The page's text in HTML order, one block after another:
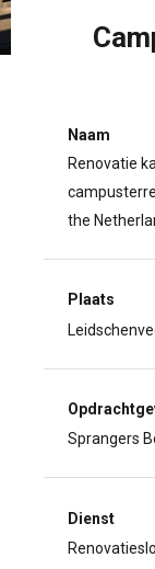
Naam
Renovatie
the
Plaats
Sprangers
Dienst